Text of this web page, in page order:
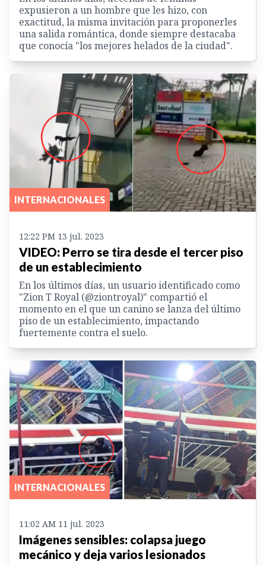
expusieron a un hombre que les hizo, con
exactitud, la misma invitación para proponerles
una salida romántica, donde siempre destacaba
que conocía "los mejores helados de la ciudad".
INTERNACIONALES
12:22 PM 13 jul. 2023
VIDEO: Perro se tira desde el tercer piso
de un establecimiento
En los últimos días, un usuario identificado como
"Zion T Royal (@ziontroyal)" compartió el
momento en el que un canino se lanza del último
piso de un establecimiento, impactando
fuertemente contra el suelo.
INTERNACIONALES
11:02 AM 11 jul. 2023
Imágenes sensibles: colapsa juego
mecánico y deja varios lesionados